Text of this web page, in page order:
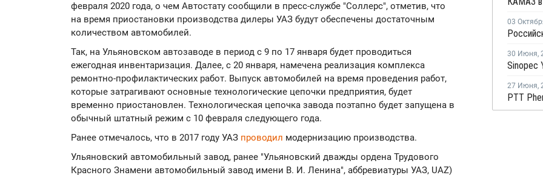
февраля 2020 года, о чем Автостату сообщили в пресс-службе "Соллерс", отметив, что
на время приостановки производства дилеры УАЗ будут обеспечены достаточным
количеством автомобилей.
Так, на Ульяновском автозаводе в период с 9 по 17 января будет проводиться
ежегодная инвентаризация. Далее, с 20 января, намечена реализация комплекса
ремонтно-профилактических работ. Выпуск автомобилей на время проведения работ,
которые затрагивают основные технологические цепочки предприятия, будет
временно приостановлен. Технологическая цепочка завода поэтапно будет запущена в
обычный штатный режим с 10 февраля следующего года.
Ранее отмечалось, что в 2017 году УАЗ проводил модернизацию производства.
Ульяновский автомобильный завод, ранее "Ульяновский дважды ордена Трудового
Красного Знамени автомобильный завод имени В. И. Ленина", аббревиатуры УАЗ, UAZ)
03
30 Июня,
27 Июня,